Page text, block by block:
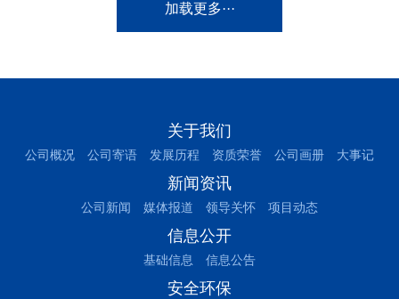
加载更多···
关于我们
公司概况 公司寄语 发展历程 资质荣誉 公司画册 大事记
新闻资讯
公司新闻 媒体报道 领导关怀 项目动态
信息公开
基础信息 信息公告
安全环保